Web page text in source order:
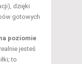
dzięki
gotowych
poziomie
jesteś
to